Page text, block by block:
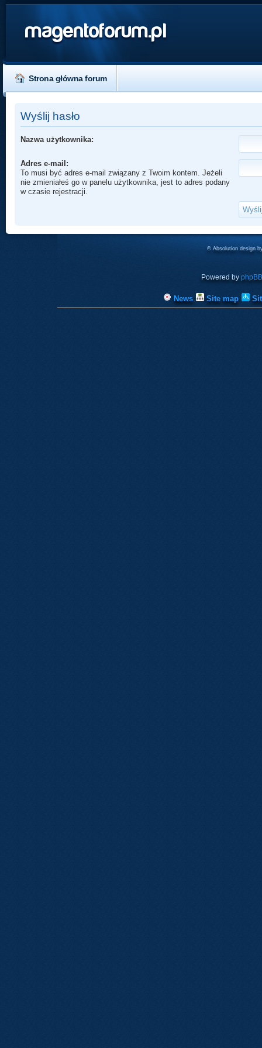
magentoforum.pl
Strona główna forum
Wyślij hasło
Nazwa użytkownika:
Adres e-mail:
To musi być adres e-mail związany z Twoim kontem. Jeżeli
nie zmieniałeś go w panelu użytkownika, jest to adres podany
w czasie rejestracji.
© Absolution design
Powered by phpBB
News Site map